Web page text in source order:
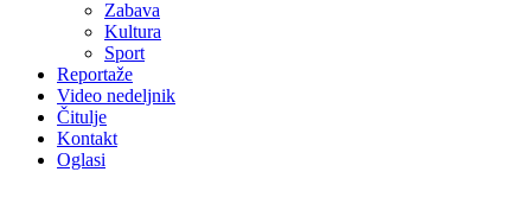
Zabava
Kultura
Sport
Reportaže
Video nedeljnik
Čitulje
Kontakt
Oglasi